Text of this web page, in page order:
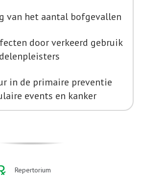
van het aantal bofgevallen
door verkeerd gebruik
in de primaire preventie
events en kanker
Repertorium